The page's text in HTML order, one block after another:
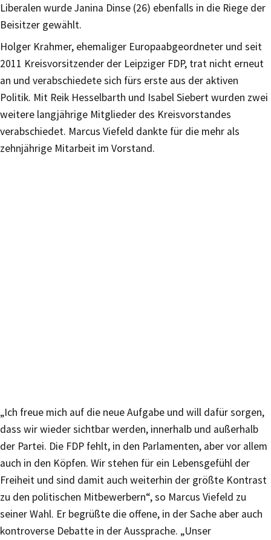
Liberalen wurde Janina Dinse (26) ebenfalls in die Riege der
Beisitzer gewählt.
Holger Krahmer, ehemaliger Europaabgeordneter und seit
2011 Kreisvorsitzender der Leipziger FDP, trat nicht erneut
an und verabschiedete sich fürs erste aus der aktiven
Politik. Mit Reik Hesselbarth und Isabel Siebert wurden zwei
weitere langjährige Mitglieder des Kreisvorstandes
verabschiedet. Marcus Viefeld dankte für die mehr als
zehnjährige Mitarbeit im Vorstand.
„Ich freue mich auf die neue Aufgabe und will dafür sorgen,
dass wir wieder sichtbar werden, innerhalb und außerhalb
der Partei. Die FDP fehlt, in den Parlamenten, aber vor allem
auch in den Köpfen. Wir stehen für ein Lebensgefühl der
Freiheit und sind damit auch weiterhin der größte Kontrast
zu den politischen Mitbewerbern“, so Marcus Viefeld zu
seiner Wahl. Er begrüßte die offene, in der Sache aber auch
kontroverse Debatte in der Aussprache. „Unser